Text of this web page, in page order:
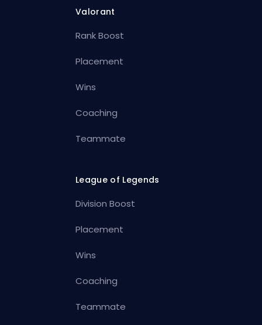
Valorant
Rank Boost
Placement
Wins
Coaching
Teammate
League of Legends
Division Boost
Placement
Wins
Coaching
Teammate